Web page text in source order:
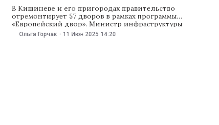
В Кишиневе и его пригородах правительство
отремонтирует 57 дворов в рамках программы
«Европейский двор». Министр инфраструктуры
Владимир Боля 11 июня объявил, дворы каких домов
отобрали для ремонта. Из 502 заявок, поданных
Ольга Горчак - 11 Июн 2025 14:20